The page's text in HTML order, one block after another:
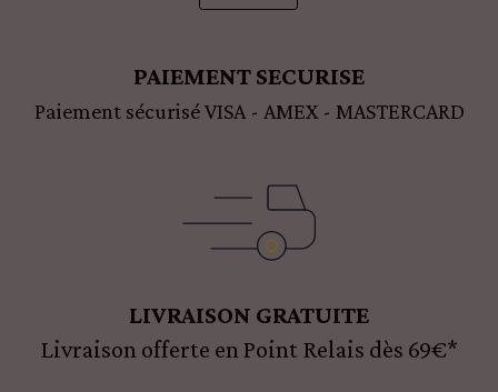
PAIEMENT SECURISE
Paiement sécurisé VISA - AMEX - MASTERCARD
LIVRAISON GRATUITE
Livraison offerte en Point Relais dès 69€*